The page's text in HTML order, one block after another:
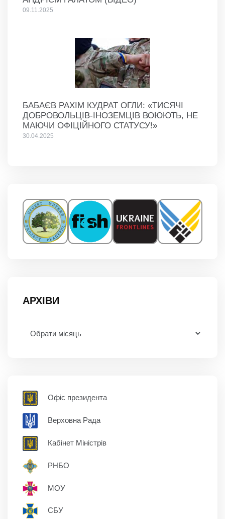
09.11.2025
БАБАЄВ РАХІМ КУДРАТ ОГЛИ: «ТИСЯЧІ
ДОБРОВОЛЬЦІВ-ІНОЗЕМЦІВ ВОЮЮТЬ, НЕ
МАЮЧИ ОФІЦІЙНОГО СТАТУСУ!»
30.04.2025
АРХІВИ
Офіс президента
Верховна Рада
Кабінет Міністрів
РНБО
МОУ
СБУ